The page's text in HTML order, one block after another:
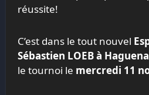
réussite!
C’est dans le tout nouvel
Sébastien LOEB à
le tournoi le mercredi 11